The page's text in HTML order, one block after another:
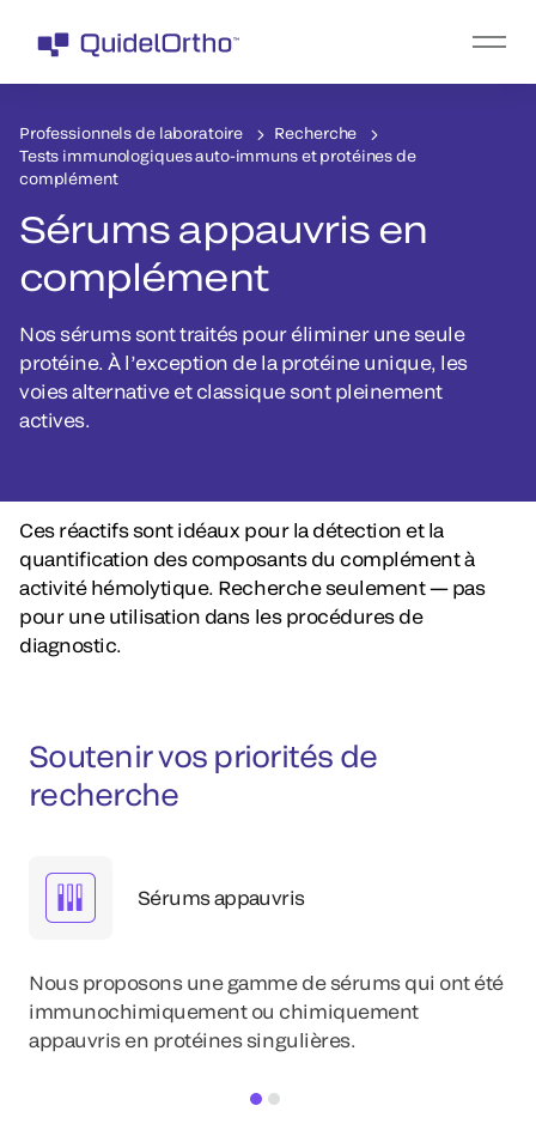
Professionnels de laboratoire
Recherche
Tests immunologiques auto-immuns et protéines de
complément
Sérums appauvris en
complément
Nos sérums sont traités pour éliminer une seule
protéine. À l’exception de la protéine unique, les
voies alternative et classique sont pleinement
actives.
Ces réactifs sont idéaux pour la détection et la
quantification des composants du complément à
activité hémolytique. Recherche seulement — pas
pour une utilisation dans les procédures de
diagnostic.
Soutenir vos priorités de
recherche
Sérums appauvris
Nous proposons une gamme de sérums qui ont été
immunochimiquement ou chimiquement
appauvris en protéines singulières.